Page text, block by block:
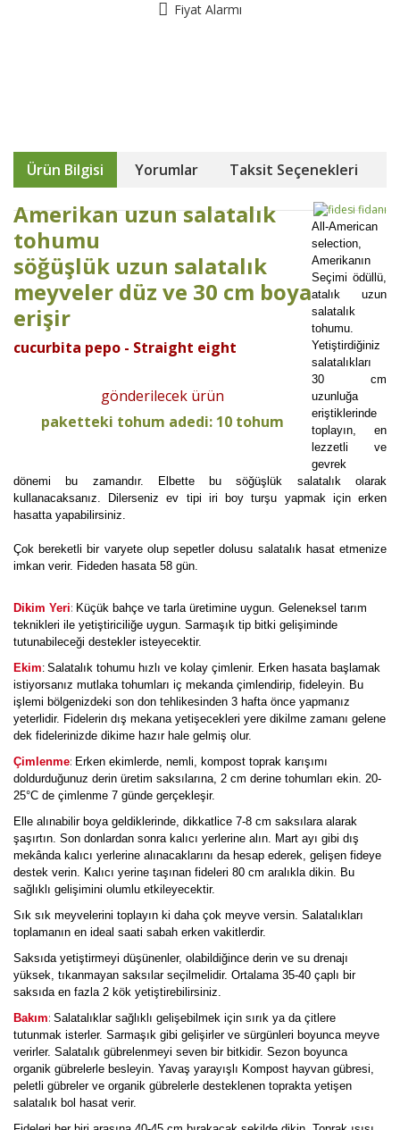
Fiyat Alarmı
Ürün Bilgisi Yorumlar Taksit Seçenekleri
Amerikan uzun salatalık
tohumu
söğüşlük uzun salatalık
meyveler düz ve 30 cm boya
erişir
cucurbita pepo - Straight eight
gönderilecek ürün
paketteki tohum adedi: 10 tohum
All-American
selection,
Amerikanın
Seçimi ödüllü,
atalık uzun
salatalık
tohumu.
Yetiştirdiğiniz
salatalıkları
30 cm
uzunluğa
eriştiklerinde
toplayın, en
lezzetli ve
gevrek
dönemi bu zamandır. Elbette bu söğüşlük salatalık olarak
kullanacaksanız. Dilerseniz ev tipi iri boy turşu yapmak için erken
hasatta yapabilirsiniz.
Çok bereketli bir varyete olup sepetler dolusu salatalık hasat etmenize
imkan verir. Fideden hasata 58 gün.
Dikim Yeri: Küçük bahçe ve tarla üretimine uygun. Geleneksel tarım
teknikleri ile yetiştiriciliğe uygun. Sarmaşık tip bitki gelişiminde
tutunabileceği destekler isteyecektir.
Ekim: Salatalık tohumu hızlı ve kolay çimlenir. Erken hasata başlamak
istiyorsanız mutlaka tohumları iç mekanda çimlendirip, fideleyin. Bu
işlemi bölgenizdeki son don tehlikesinden 3 hafta önce yapmanız
yeterlidir. Fidelerin dış mekana yetişecekleri yere dikilme zamanı gelene
dek fidelerinizde dikime hazır hale gelmiş olur.
Çimlenme: Erken ekimlerde, nemli, kompost toprak karışımı
doldurduğunuz derin üretim saksılarına, 2 cm derine tohumları ekin. 20-
25°C de çimlenme 7 günde gerçekleşir.
Elle alınabilir boya geldiklerinde, dikkatlice 7-8 cm saksılara alarak
şaşırtın. Son donlardan sonra kalıcı yerlerine alın. Mart ayı gibi dış
mekânda kalıcı yerlerine alınacaklarını da hesap ederek, gelişen fideye
destek verin. Kalıcı yerine taşınan fideleri 80 cm aralıkla dikin. Bu
sağlıklı gelişimini olumlu etkileyecektir.
Sık sık meyvelerini toplayın ki daha çok meyve versin. Salatalıkları
toplamanın en ideal saati sabah erken vakitlerdir.
Saksıda yetiştirmeyi düşünenler, olabildiğince derin ve su drenajı
yüksek, tıkanmayan saksılar seçilmelidir. Ortalama 35-40 çaplı bir
saksıda en fazla 2 kök yetiştirebilirsiniz.
Bakım: Salatalıklar sağlıklı gelişebilmek için sırık ya da çitlere
tutunmak isterler. Sarmaşık gibi gelişirler ve sürgünleri boyunca meyve
verirler. Salatalık gübrelenmeyi seven bir bitkidir. Sezon boyunca
organik gübrelerle besleyin. Yavaş yarayışlı Kompost hayvan gübresi,
peletli gübreler ve organik gübrelerle desteklenen toprakta yetişen
salatalık bol hasat verir.